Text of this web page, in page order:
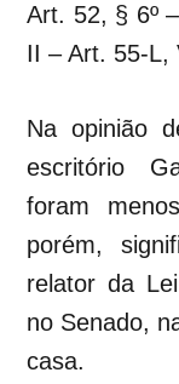
Art. 52, § 6º
II – Art. 55-L,
Na opinião
escritório
foram
porém,
relator da
no Senado,
casa.